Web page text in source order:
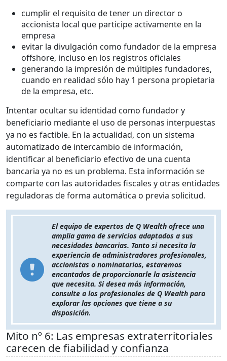
cumplir el requisito de tener un director o
accionista local que participe activamente en la
empresa
evitar la divulgación como fundador de la empresa
offshore, incluso en los registros oficiales
generando la impresión de múltiples fundadores,
cuando en realidad sólo hay 1 persona propietaria
de la empresa, etc.
Intentar ocultar su identidad como fundador y
beneficiario mediante el uso de personas interpuestas
ya no es factible. En la actualidad, con un sistema
automatizado de intercambio de información,
identificar al beneficiario efectivo de una cuenta
bancaria ya no es un problema. Esta información se
comparte con las autoridades fiscales y otras entidades
reguladoras de forma automática o previa solicitud.
El equipo de expertos de Q Wealth ofrece una
amplia gama de servicios adaptados a sus
necesidades bancarias. Tanto si necesita la
experiencia de administradores profesionales,
accionistas o nominatarios, estaremos
encantados de proporcionarle la asistencia
que necesita. Si desea más información,
consulte a los profesionales de Q Wealth para
explorar las opciones que tiene a su
disposición.
Mito nº 6: Las empresas extraterritoriales
carecen de fiabilidad y confianza